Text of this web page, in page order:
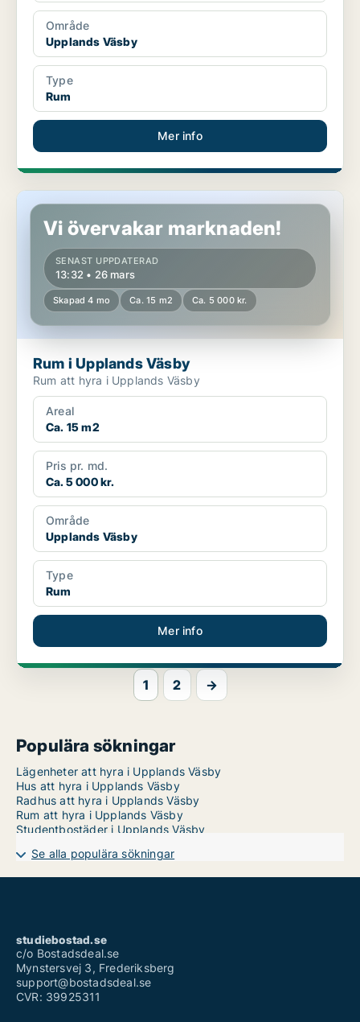
Område
Upplands Väsby
Type
Rum
Mer info
Rum i Upplands Väsby
Vi övervakar marknaden!
SENAST UPPDATERAD
13:32 • 26 mars
Skapad 4 mo Ca. 15 m2 Ca. 5 000 kr.
Rum i Upplands Väsby
Rum att hyra i Upplands Väsby
Areal
Ca. 15 m2
Pris pr. md.
Ca. 5 000 kr.
Område
Upplands Väsby
Type
Rum
Mer info
1 2 →
Populära sökningar
Lägenheter att hyra i Upplands Väsby
Hus att hyra i Upplands Väsby
Radhus att hyra i Upplands Väsby
Rum att hyra i Upplands Väsby
Studentbostäder i Upplands Väsby
Se alla populära sökningar
studiebostad.se
c/o Bostadsdeal.se
Mynstersvej 3, Frederiksberg
support@bostadsdeal.se
CVR: 39925311